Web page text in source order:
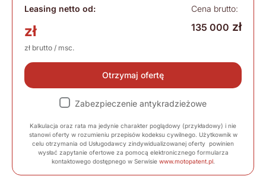
Leasing netto od:
zł
zł brutto / msc.
Cena brutto:
135 000 zł
Otrzymaj ofertę
Zabezpieczenie antykradzieżowe
Kalkulacja oraz rata ma jedynie charakter poglądowy (przykładowy) i nie
stanowi oferty w rozumieniu przepisów kodeksu cywilnego. Użytkownik w
celu otrzymania od Usługodawcy zindywidualizowanej oferty powinien
wysłać zapytanie ofertowe za pomocą elektronicznego formularza
kontaktowego dostępnego w Serwisie www.motopatent.pl.